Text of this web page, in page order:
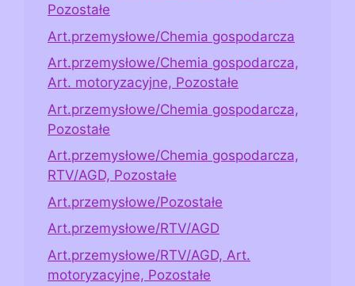
Pozostałe
Art.przemysłowe/Chemia gospodarcza
Art.przemysłowe/Chemia gospodarcza,
Art. motoryzacyjne, Pozostałe
Art.przemysłowe/Chemia gospodarcza,
Pozostałe
Art.przemysłowe/Chemia gospodarcza,
RTV/AGD, Pozostałe
Art.przemysłowe/Pozostałe
Art.przemysłowe/RTV/AGD
Art.przemysłowe/RTV/AGD, Art.
motoryzacyjne, Pozostałe